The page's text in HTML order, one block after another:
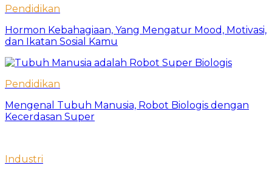
Pendidikan
Hormon Kebahagiaan, Yang Mengatur Mood, Motivasi,
dan Ikatan Sosial Kamu
Pendidikan
Mengenal Tubuh Manusia, Robot Biologis dengan
Kecerdasan Super
Industri